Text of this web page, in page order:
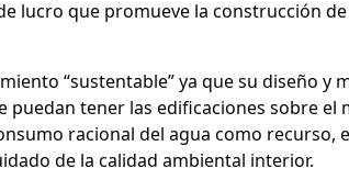
lucro que promueve la construcción
“sustentable” ya que su diseño y
tener las edificaciones sobre el
racional del agua como recurso,
de la calidad ambiental interior.